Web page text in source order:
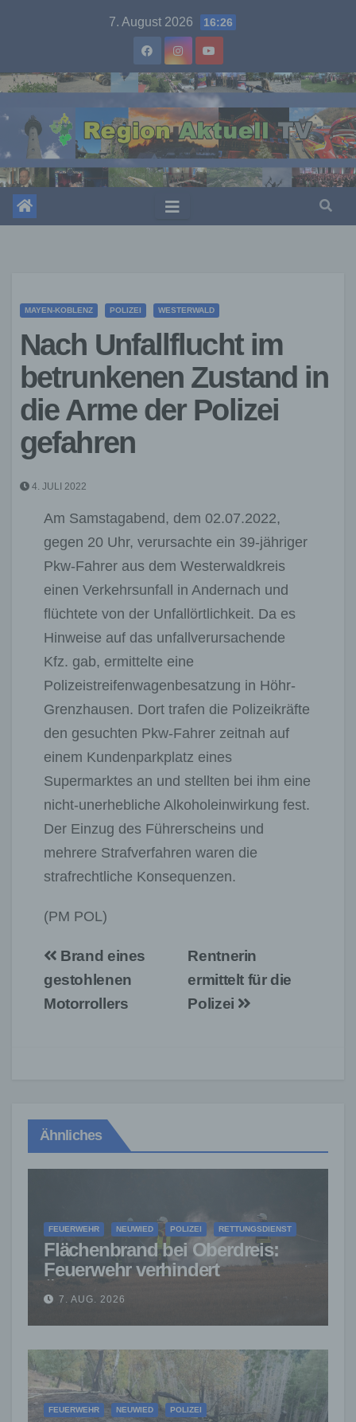
7. August 2026 16:26
MAYEN-KOBLENZ POLIZEI WESTERWALD
Nach Unfallflucht im
betrunkenen Zustand in
die Arme der Polizei
gefahren
4. JULI 2022
Am Samstagabend, dem 02.07.2022,
gegen 20 Uhr, verursachte ein 39-jähriger
Pkw-Fahrer aus dem Westerwaldkreis
einen Verkehrsunfall in Andernach und
flüchtete von der Unfallörtlichkeit. Da es
Hinweise auf das unfallverursachende
Kfz. gab, ermittelte eine
Polizeistreifenwagenbesatzung in Höhr-
Grenzhausen. Dort trafen die Polizeikräfte
den gesuchten Pkw-Fahrer zeitnah auf
einem Kundenparkplatz eines
Supermarktes an und stellten bei ihm eine
nicht-unerhebliche Alkoholeinwirkung fest.
Der Einzug des Führerscheins und
mehrere Strafverfahren waren die
strafrechtliche Konsequenzen.
(PM POL)
Beitragsnavigation
Rentnerin
ermittelt für die
Polizei
Brand eines
gestohlenen
Motorrollers
Ähnliches
FEUERWEHR NEUWIED POLIZEI RETTUNGSDIENST
Flächenbrand bei Oberdreis:
Feuerwehr verhindert
Übergreifen auf Waldgebiet
7. AUG. 2026
FEUERWEHR NEUWIED POLIZEI